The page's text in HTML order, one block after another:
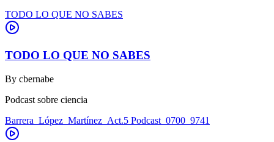
TODO LO QUE NO SABES
TODO LO QUE NO SABES
By cbernabe
Podcast sobre ciencia
Barrera_López_Martínez_Act.5 Podcast_0700_9741